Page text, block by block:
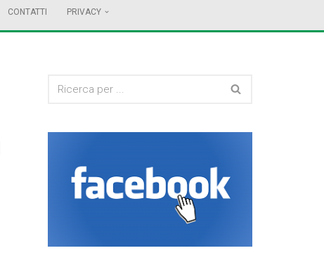
CONTATTI PRIVACY